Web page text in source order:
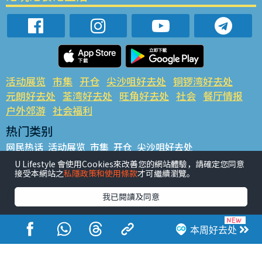
本周好去处
活动展览 市集 开仓 尖沙咀好去处 铜锣湾好去处
元朗好去处 荃湾好去处 旺角好去处 社会 餐厅情报
户外郊游 社会福利
热门类别
网民热话 活动展览 市集 开仓 尖沙咀好去处
铜锣湾好去处 元朗好去处 荃湾好去处 旺角好去处 社会
餐厅情报 户外郊游
热门标签
#UGO揾好去处 #人气活动推介 #美食社群热话
#亲子玩乐好去处
#ULifestyle应用程式
#限时抢
#UJetso礼物放送
#ULifestyle商户中心 #著数 #网络热话
U Lifestyle 會使用Cookies來改善您的網站體驗，請確定您同意
接受本網站之私隱政策和使用條款才可繼續瀏覽。
我已閱讀及同意